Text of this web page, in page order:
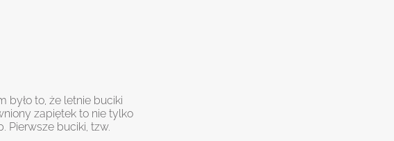
było to, że letnie buciki
zapiętek to nie tylko
Pierwsze buciki, tzw.